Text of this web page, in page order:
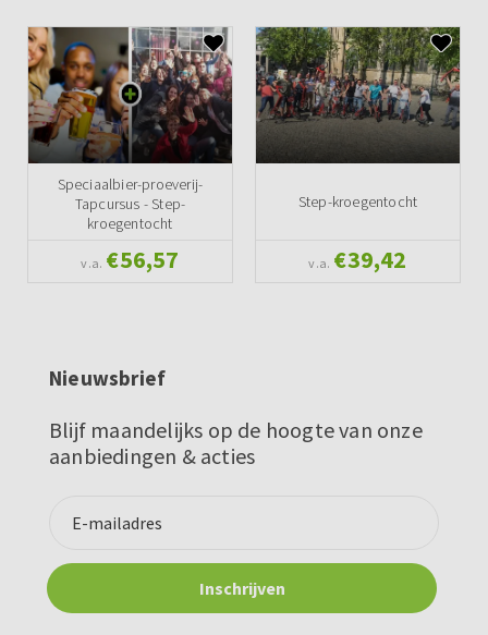
Speciaalbier-proeverij-
Tapcursus - Step-
kroegentocht
v.a. €56,57
Step-kroegentocht
v.a. €39,42
Nieuwsbrief
Blijf maandelijks op de hoogte van onze
aanbiedingen & acties